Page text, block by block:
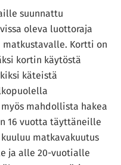
suunnattu
oleva luottoraja
Kortti on
kortin käytöstä
käteistä
myös mahdollista hakea
16 vuotta täyttäneille
matkavakuutus
ja alle 20-vuotialle